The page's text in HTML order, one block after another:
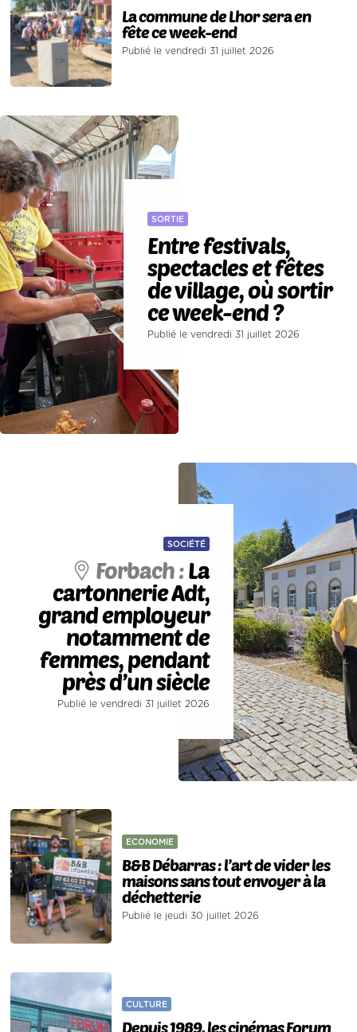
La commune de Lhor sera en
fête ce week-end
Publié le vendredi 31 juillet 2026
SORTIE
Entre festivals,
spectacles et fêtes
de village, où sortir
ce week-end ?
Publié le vendredi 31 juillet 2026
SOCIÉTÉ
Forbach :La
cartonnerie Adt,
grand employeur
notamment de
femmes, pendant
près d’un siècle
Publié le vendredi 31 juillet 2026
ECONOMIE
B&B Débarras : l’art de vider les
maisons sans tout envoyer à la
déchetterie
Publié le jeudi 30 juillet 2026
CULTURE
Depuis 1989, les cinémas Forum